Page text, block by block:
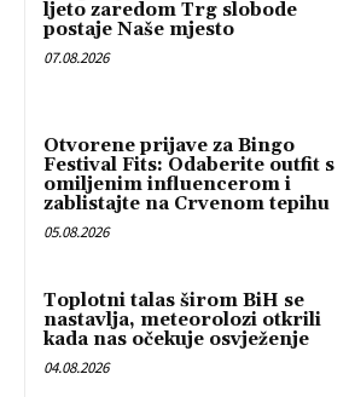
ljeto zaredom Trg slobode
postaje Naše mjesto
07.08.2026
Otvorene prijave za Bingo
Festival Fits: Odaberite outfit s
omiljenim influencerom i
zablistajte na Crvenom tepihu
05.08.2026
Toplotni talas širom BiH se
nastavlja, meteorolozi otkrili
kada nas očekuje osvježenje
04.08.2026